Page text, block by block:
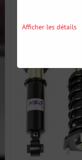
Afficher les détails